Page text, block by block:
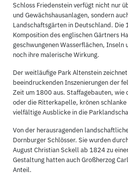
Schloss Friedenstein verfügt nicht nur
und Gewächshausanlagen, sondern
Landschaftsgärten in Deutschland. Die
Komposition des englischen Gärtners
geschwungenen Wasserflächen,
noch ihre malerische Wirkung.
Der weitläufige Park Altenstein
beeindruckenden Inszenierungen der
Zeit um 1800 aus. Staffagebauten, wie
oder die Ritterkapelle, krönen
vielfältige Ausblicke in die
Von der herausragenden
Dornburger Schlösser. Sie wurden
August Christian Sckell ab 1824 zu
Gestaltung hatten auch Großherzog
Anteil.